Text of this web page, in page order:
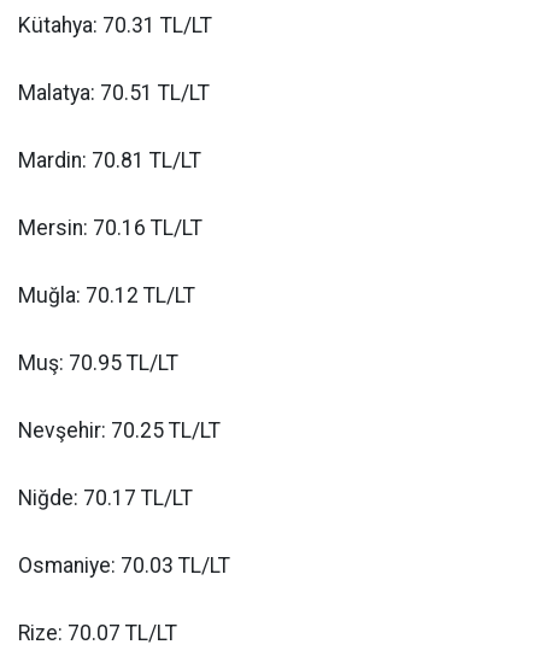
Kütahya: 70.31 TL/LT
Malatya: 70.51 TL/LT
Mardin: 70.81 TL/LT
Mersin: 70.16 TL/LT
Muğla: 70.12 TL/LT
Muş: 70.95 TL/LT
Nevşehir: 70.25 TL/LT
Niğde: 70.17 TL/LT
Osmaniye: 70.03 TL/LT
Rize: 70.07 TL/LT